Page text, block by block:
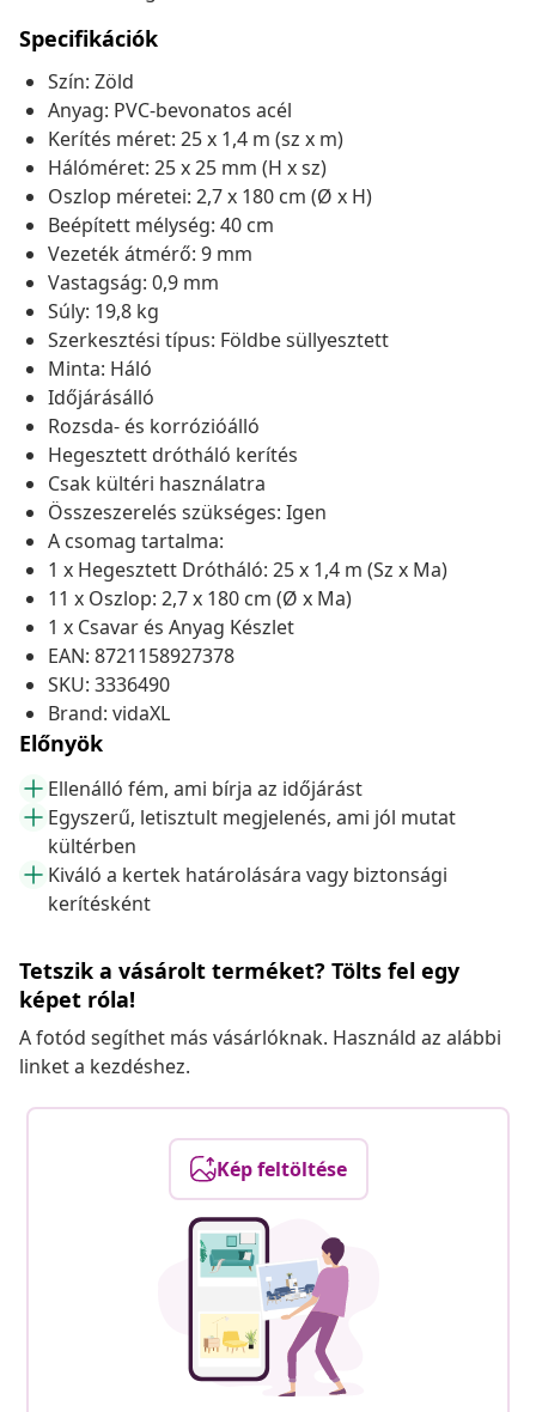
Specifikációk
Szín: Zöld
Anyag: PVC-bevonatos acél
Kerítés méret: 25 x 1,4 m (sz x m)
Hálóméret: 25 x 25 mm (H x sz)
Oszlop méretei: 2,7 x 180 cm (Ø x H)
Beépített mélység: 40 cm
Vezeték átmérő: 9 mm
Vastagság: 0,9 mm
Súly: 19,8 kg
Szerkesztési típus: Földbe süllyesztett
Minta: Háló
Időjárásálló
Rozsda- és korrózióálló
Hegesztett drótháló kerítés
Csak kültéri használatra
Összeszerelés szükséges: Igen
A csomag tartalma:
1 x Hegesztett Drótháló: 25 x 1,4 m (Sz x Ma)
11 x Oszlop: 2,7 x 180 cm (Ø x Ma)
1 x Csavar és Anyag Készlet
EAN: 8721158927378
SKU: 3336490
Brand: vidaXL
Előnyök
Ellenálló fém, ami bírja az időjárást
Egyszerű, letisztult megjelenés, ami jól mutat
kültérben
Kiváló a kertek határolására vagy biztonsági
kerítésként
Tetszik a vásárolt terméket? Tölts fel egy
képet róla!
A fotód segíthet más vásárlóknak. Használd az alábbi
linket a kezdéshez.
Kép feltöltése